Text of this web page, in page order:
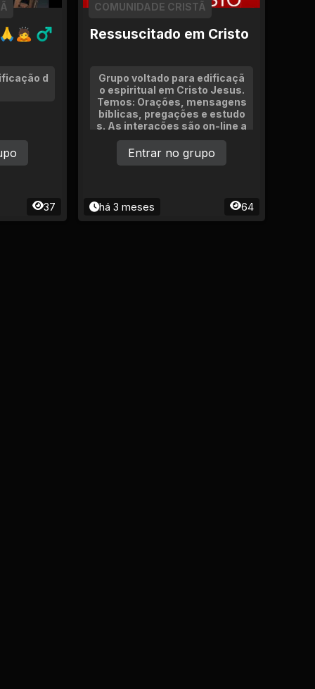
♂
d
37
Ressuscitado em Cristo
COMUNIDADE CRISTÃ
Grupo voltado para edificaçã
o espiritual em Cristo Jesus.
Temos: Orações, mensagens
bíblicas, pregações e estudo
s. As interações são on-line a
través de live por áudio.
há 3 meses 64
Entrar no grupo